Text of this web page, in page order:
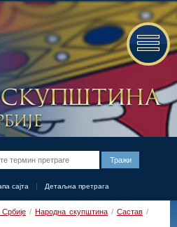
сајта Детаљна претрага
/ Народна скупштина / Састав /